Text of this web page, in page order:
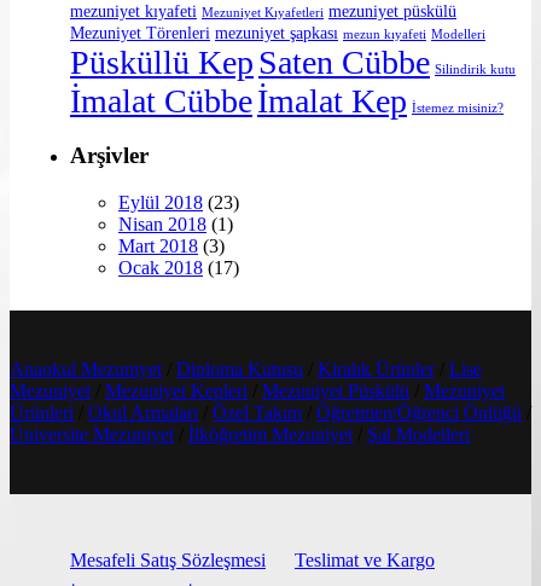
mezuniyet kıyafeti Mezuniyet Kıyafetleri mezuniyet püskülü
Mezuniyet Törenleri mezuniyet şapkası mezun kıyafeti Modelleri
Püsküllü KepSaten Cübbe Silindirik kutu
İmalat Cübbeİmalat Kep İstemez misiniz?
Arşivler
Eylül 2018 (23)
Nisan 2018 (1)
Mart 2018 (3)
Ocak 2018 (17)
Anaokul Mezuniyet Diploma Kutusu Kiralık Ürünler/ Lise
Mezuniyet
Mezuniyet Kepleri Mezuniyet Püskülü
Mezuniyet
Ürünleri
Okul Armaları Özel Takım Öğretmen/Öğrenci Önlüğü
Üniversite Mezuniyet
İlköğretim Mezuniyet Şal Modelleri
Mesafeli Satış Sözleşmesi
Teslimat ve Kargo